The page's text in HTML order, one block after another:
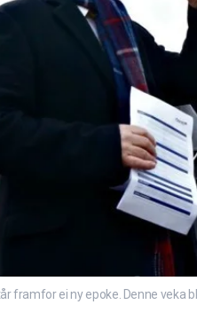
framfor ei ny epoke. Denne veka